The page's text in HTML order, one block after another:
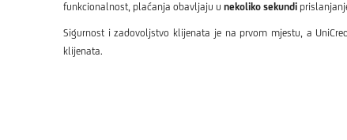
funkcionalnost, plaćanja obavljaju u nekoliko sekundi
Sigurnost i zadovoljstvo klijenata je na prvom mjestu, a
klijenata.